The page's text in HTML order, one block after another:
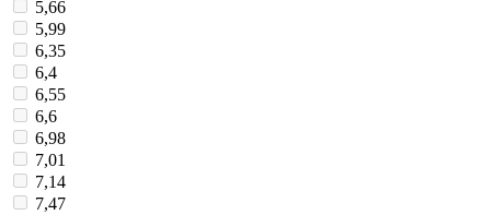
5,66
5,99
6,35
6,4
6,55
6,6
6,98
7,01
7,14
7,47